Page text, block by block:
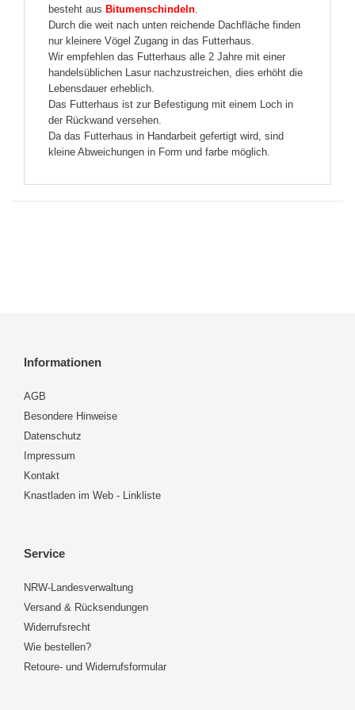
besteht aus Bitumenschindeln.
Durch die weit nach unten reichende Dachfläche finden
nur kleinere Vögel Zugang in das Futterhaus.
Wir empfehlen das Futterhaus alle 2 Jahre mit einer
handelsüblichen Lasur nachzustreichen, dies erhöht die
Lebensdauer erheblich.
Das Futterhaus ist zur Befestigung mit einem Loch in
der Rückwand versehen.
Da das Futterhaus in Handarbeit gefertigt wird, sind
kleine Abweichungen in Form und farbe möglich.
Informationen
AGB
Besondere Hinweise
Datenschutz
Impressum
Kontakt
Knastladen im Web - Linkliste
Service
NRW-Landesverwaltung
Versand & Rücksendungen
Widerrufsrecht
Wie bestellen?
Retoure- und Widerrufsformular